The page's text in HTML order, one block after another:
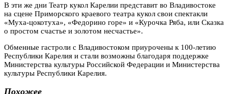
В эти же дни Театр кукол Карелии представит во Владивостоке
на сцене Приморского краевого театра кукол свои спектакли
«Муха-цокотуха», «Федорино горе» и «Курочка Ряба, или Сказка
о простом счастье и золотом несчастье».
Обменные гастроли с Владивостоком приурочены к 100-летию
Республики Карелия и стали возможны благодаря поддержке
Министерства культуры Российской Федерации и Министерства
культуры Республики Карелия.
Похожее